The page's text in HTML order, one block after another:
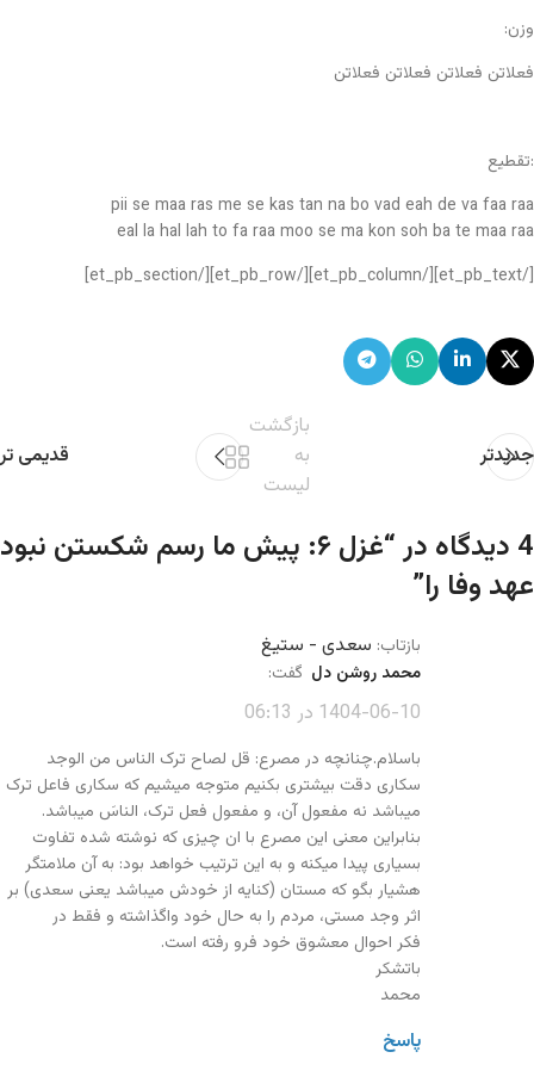
وزن:
فعلاتن فعلاتن فعلاتن فعلاتن
تقطیع:
pii se maa ras me se kas tan na bo vad eah de va faa raa
eal la hal lah to fa raa moo se ma kon soh ba te maa raa
[/et_pb_text][/et_pb_column][/et_pb_row][/et_pb_section]
جدیدتر
بازگشت
به
لیست
قدیمی تر
4 دیدگاه در “
غزل ۶: پیش ما رسم شکستن نبود
عهد وفا را”
بازتاب: سعدی - ستیغ
محمد روشن دل گفت:
1404-06-10 در 06:13
باسلام.چنانچه در مصرع: قل لصاح ترک الناس من الوجد
سکاری دقت بیشتری بکنیم متوجه میشیم که سکاری فاعل ترک
میباشد نه مفعول آن، و مفعول فعل ترک، الناسَ میباشد.
بنابراین معنی این مصرع با ان چیزی که نوشته شده تفاوت
بسیاری پیدا میکنه و به این ترتیب خواهد بود: به آن ملامتگر
هشیار بگو که مستان (کنایه از خودش میباشد یعنی سعدی) بر
اثر وجد مستی، مردم را به حال خود واگذاشته و فقط در
فکر احوال معشوق خود فرو رفته است.
باتشکر
محمد
پاسخ